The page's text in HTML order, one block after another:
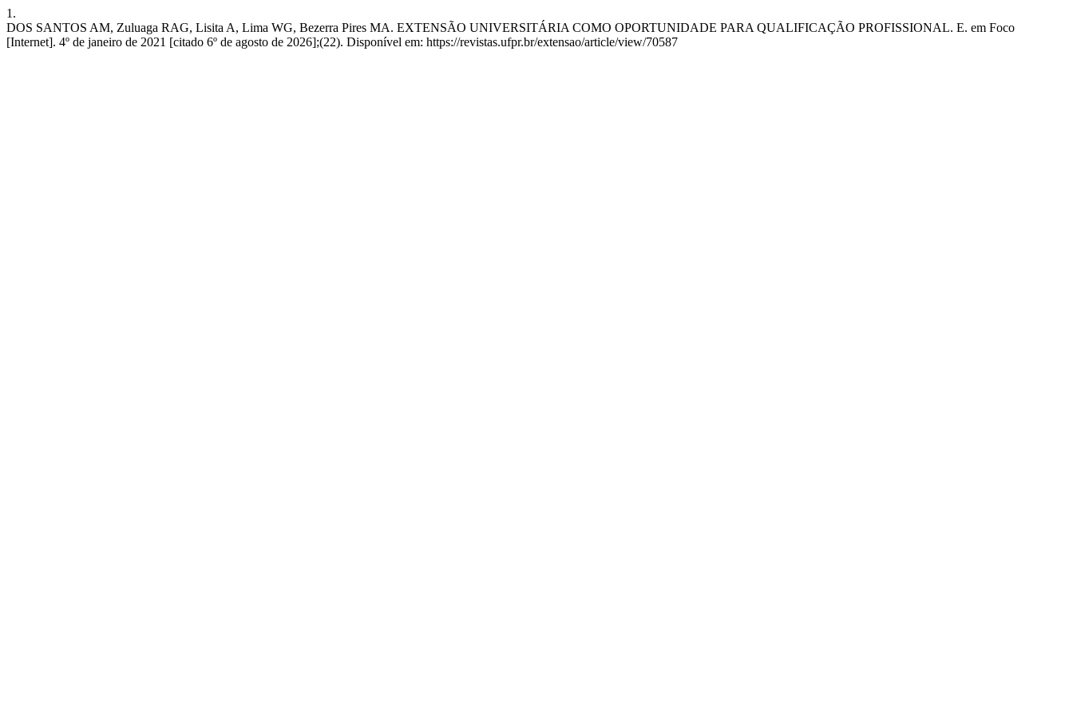
1.
DOS SANTOS AM, Zuluaga RAG, Lisita A, Lima WG, Bezerra Pires MA. EXTENSÃO UNIVERSITÁRIA COMO OPORTUNIDADE PARA QUALIFICAÇÃO PROFISSIONAL. E. em Foco
[Internet]. 4º de janeiro de 2021 [citado 6º de agosto de 2026];(22). Disponível em: https://revistas.ufpr.br/extensao/article/view/70587